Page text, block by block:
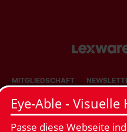
MITGLIEDSCHAFT
STADION